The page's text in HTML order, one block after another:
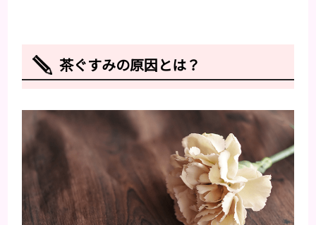
茶ぐすみの原因とは？